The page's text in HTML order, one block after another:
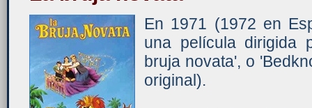
En 1971 (1972 en
una película dirigida
bruja novata', o
original).